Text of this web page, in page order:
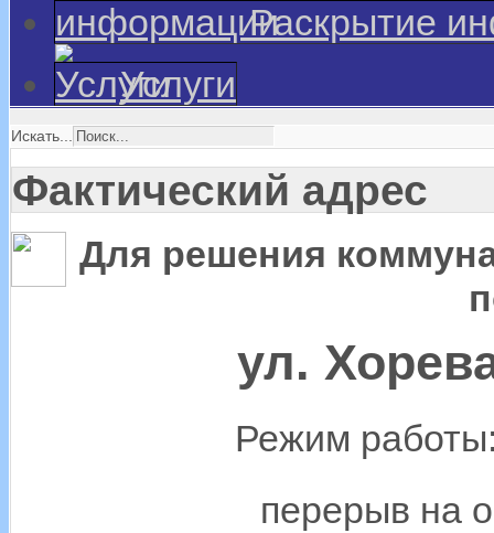
Раскрытие
Услуги
Искать...
Фактический адрес
Для решения
ул.
Режим
перерыв на